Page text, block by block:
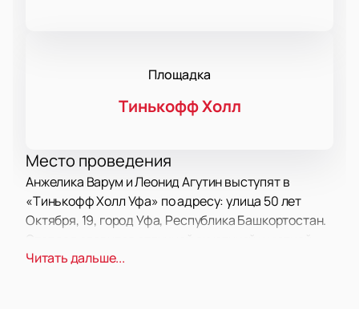
Площадка
Тинькофф Холл
Место проведения
Анжелика Варум и Леонид Агутин выступят в
«Тинькофф Холл Уфа» по адресу: улица 50 лет
Октября, 19, город Уфа, Республика Башкортостан.
атмосферой для гостей.
Читать дальше...